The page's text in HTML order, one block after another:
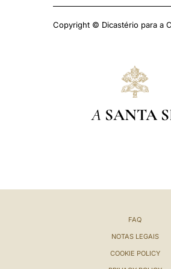
Copyright © Dicastério para a
A SANTA
FAQ
NOTAS LEGAIS
COOKIE POLICY